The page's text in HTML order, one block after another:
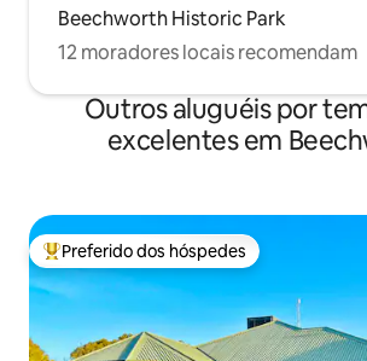
Beechworth Historic Park
12 moradores locais recomendam
Outros aluguéis por
excelentes em
Entre os melhores preferidos dos
Preferido dos hóspedes